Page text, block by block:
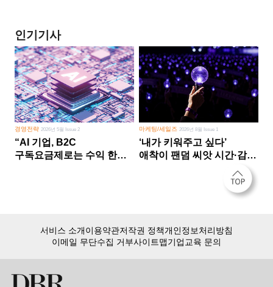
인기기사
경영전략 2026년 5월 Issue 2
“AI 기업, B2C
구독요금제로는 수익 한계
마케팅/세일즈 2026년 8월 Issue 1
‘내가 키워주고 싶다’
애착이 팬덤 씨앗 시간·감정
서비스 소개이용약관저작권 정책개인정보처리방침
이메일 무단수집 거부사이트맵기업교육 문의